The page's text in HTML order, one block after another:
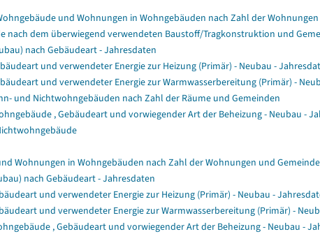
und Wohnungen in Wohngebäuden nach Zahl der
nach dem überwiegend verwendeten Baustoff/Tragkonstruktion und
nach Gebäudeart - Jahresdaten
und verwendeter Energie zur Heizung (Primär) - Neubau -
und verwendeter Energie zur Warmwasserbereitung (Primär) -
und Nichtwohngebäuden nach Zahl der Räume und Gemeinden
, Gebäudeart und vorwiegender Art der Beheizung - Neubau -
Wohnungen in Wohngebäuden nach Zahl der Wohnungen und
nach Gebäudeart - Jahresdaten
und verwendeter Energie zur Heizung (Primär) - Neubau -
und verwendeter Energie zur Warmwasserbereitung (Primär) -
, Gebäudeart und vorwiegender Art der Beheizung - Neubau -